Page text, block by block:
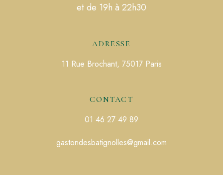
et de 19h à 22h30
ADRESSE
11 Rue Brochant, 75017 Paris
CONTACT
01 46 27 49 89
gastondesbatignolles@gmail.com